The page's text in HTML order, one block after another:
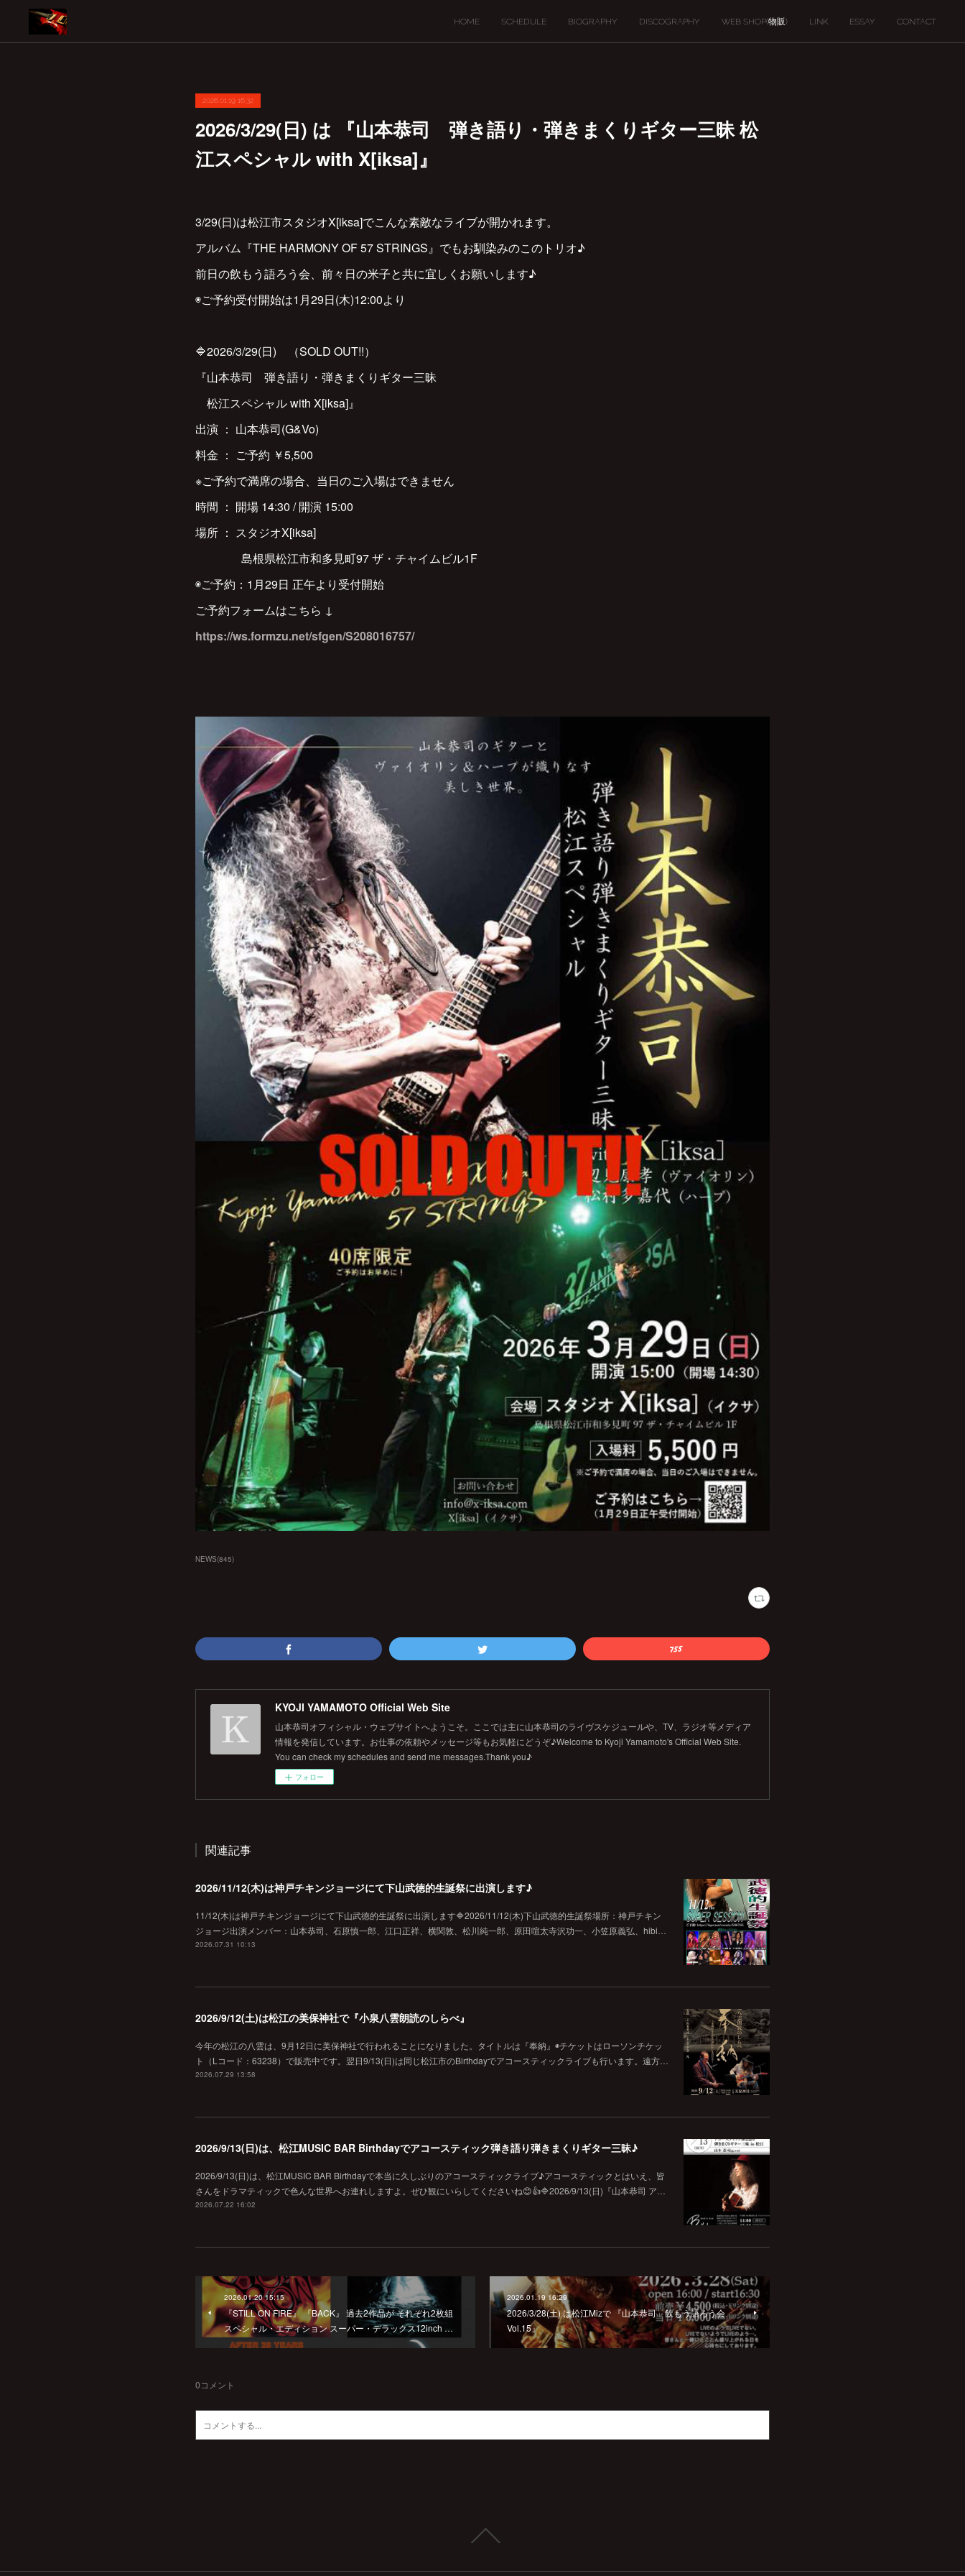
HOME SCHEDULE BIOGRAPHY DISCOGRAPHY WEB SHOP(物販) LINK ESSAY CONTACT
2026.01.19 16:32
2026/3/29(日) は 『山本恭司 弾き語り・弾きまくりギター三昧 松
江スペシャル with X[iksa]』
3/29(日)は松江市スタジオX[iksa]でこんな素敵なライブが開かれます。
アルバム『THE HARMONY OF 57 STRINGS』でもお馴染みのこのトリオ♪
前日の飲もう語ろう会、前々日の米子と共に宜しくお願いします♪
◉ご予約受付開始は1月29日(木)12:00より
🔷2026/3/29(日) （SOLD OUT!!）
『山本恭司 弾き語り・弾きまくりギター三昧
松江スペシャル with X[iksa]』
出演 ： 山本恭司(G&Vo)
料金 ： ご予約 ￥5,500
※ご予約で満席の場合、当日のご入場はできません
時間 ： 開場 14:30 / 開演 15:00
場所 ： スタジオX[iksa]
島根県松江市和多見町97 ザ・チャイムビル1F
◉ご予約：1月29日 正午より受付開始
ご予約フォームはこちら ↓
https://ws.formzu.net/sfgen/S208016757/
NEWS(845)
KYOJI YAMAMOTO Official Web Site
山本恭司オフィシャル・ウェブサイトへようこそ。ここでは主に山本恭司のライヴスケジュールや、TV、ラジオ等メディア
情報を発信しています。お仕事の依頼やメッセージ等もお気軽にどうぞ♪Welcome to Kyoji Yamamoto's Official Web Site.
You can check my schedules and send me messages.Thank you♪
フォロー
関連記事
2026/11/12(木)は神戸チキンジョージにて下山武徳的生誕祭に出演します♪
11/12(木)は神戸チキンジョージにて下山武徳的生誕祭に出演します🔷2026/11/12(木)下山武徳的生誕祭場所：神戸チキン
ジョージ出演メンバー：山本恭司、石原慎一郎、江口正祥、横関敦、松川純一郎、原田喧太寺沢功一、小笠原義弘、hibi…
2026.07.31 10:13
2026/9/12(土)は松江の美保神社で『小泉八雲朗読のしらべ』
今年の松江の八雲は、9月12日に美保神社で行われることになりました。タイトルは『奉納』◉チケットはローソンチケッ
ト（Lコード：63238）で販売中です。翌日9/13(日)は同じ松江市のBirthdayでアコースティックライブも行います。遠方…
2026.07.29 13:58
2026/9/13(日)は、松江MUSIC BAR Birthdayでアコースティック弾き語り弾きまくりギター三昧♪
2026/9/13(日)は、松江MUSIC BAR Birthdayで本当に久しぶりのアコースティックライブ♪アコースティックとはいえ、皆
さんをドラマティックで色んな世界へお連れしますよ。ぜひ観にいらしてくださいね😊👍🔷2026/9/13(日)『山本恭司 ア…
2026.07.22 16:02
2026.01.20 15:15
『STILL ON FIRE』 『BACK』 過去2作品が それぞれ2枚組
スペシャル・エディション スーパー・デラックス12inch …
2026.01.19 16:29
2026/3/28(土) は松江Mizで 『山本恭司 飲もう語ろう会
Vol.15』
0コメント